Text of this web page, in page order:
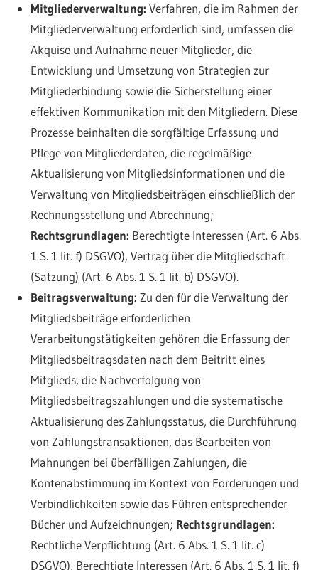
Mitgliederverwaltung: Verfahren, die im Rahmen der
Mitgliederverwaltung erforderlich sind, umfassen die
Akquise und Aufnahme neuer Mitglieder, die
Entwicklung und Umsetzung von Strategien zur
Mitgliederbindung sowie die Sicherstellung einer
effektiven Kommunikation mit den Mitgliedern. Diese
Prozesse beinhalten die sorgfältige Erfassung und
Pflege von Mitgliederdaten, die regelmäßige
Aktualisierung von Mitgliedsinformationen und die
Verwaltung von Mitgliedsbeiträgen einschließlich der
Rechnungsstellung und Abrechnung;
Rechtsgrundlagen: Berechtigte Interessen (Art. 6 Abs.
1 S. 1 lit. f) DSGVO), Vertrag über die Mitgliedschaft
(Satzung) (Art. 6 Abs. 1 S. 1 lit. b) DSGVO).
Beitragsverwaltung: Zu den für die Verwaltung der
Mitgliedsbeiträge erforderlichen
Verarbeitungstätigkeiten gehören die Erfassung der
Mitgliedsbeitragsdaten nach dem Beitritt eines
Mitglieds, die Nachverfolgung von
Mitgliedsbeitragszahlungen und die systematische
Aktualisierung des Zahlungsstatus, die Durchführung
von Zahlungstransaktionen, das Bearbeiten von
Mahnungen bei überfälligen Zahlungen, die
Kontenabstimmung im Kontext von Forderungen und
Verbindlichkeiten sowie das Führen entsprechender
Bücher und Aufzeichnungen; Rechtsgrundlagen:
Rechtliche Verpflichtung (Art. 6 Abs. 1 S. 1 lit. c)
DSGVO), Berechtigte Interessen (Art. 6 Abs. 1 S. 1 lit. f)